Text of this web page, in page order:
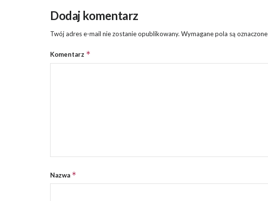
Dodaj komentarz
Twój adres e-mail nie zostanie opublikowany. Wymagane pola są oznaczone
Komentarz *
Nazwa *